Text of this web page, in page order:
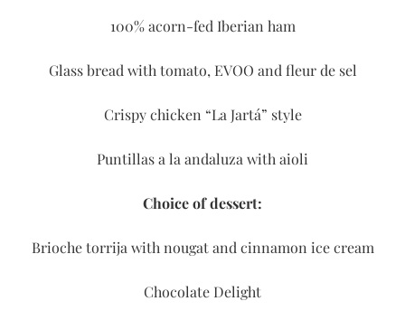
100% acorn-fed Iberian ham
Glass bread with tomato, EVOO and fleur de sel
Crispy chicken “La Jartá” style
Puntillas a la andaluza with aioli
Choice of dessert:
Brioche torrija with nougat and cinnamon ice cream
Chocolate Delight